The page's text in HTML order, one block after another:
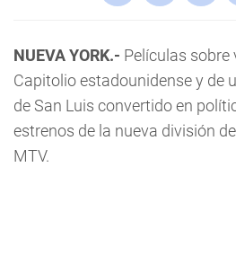
NUEVA YORK.- Películas sobre
Capitolio estadounidense y de
de San Luis convertido en
estrenos de la nueva división
MTV.